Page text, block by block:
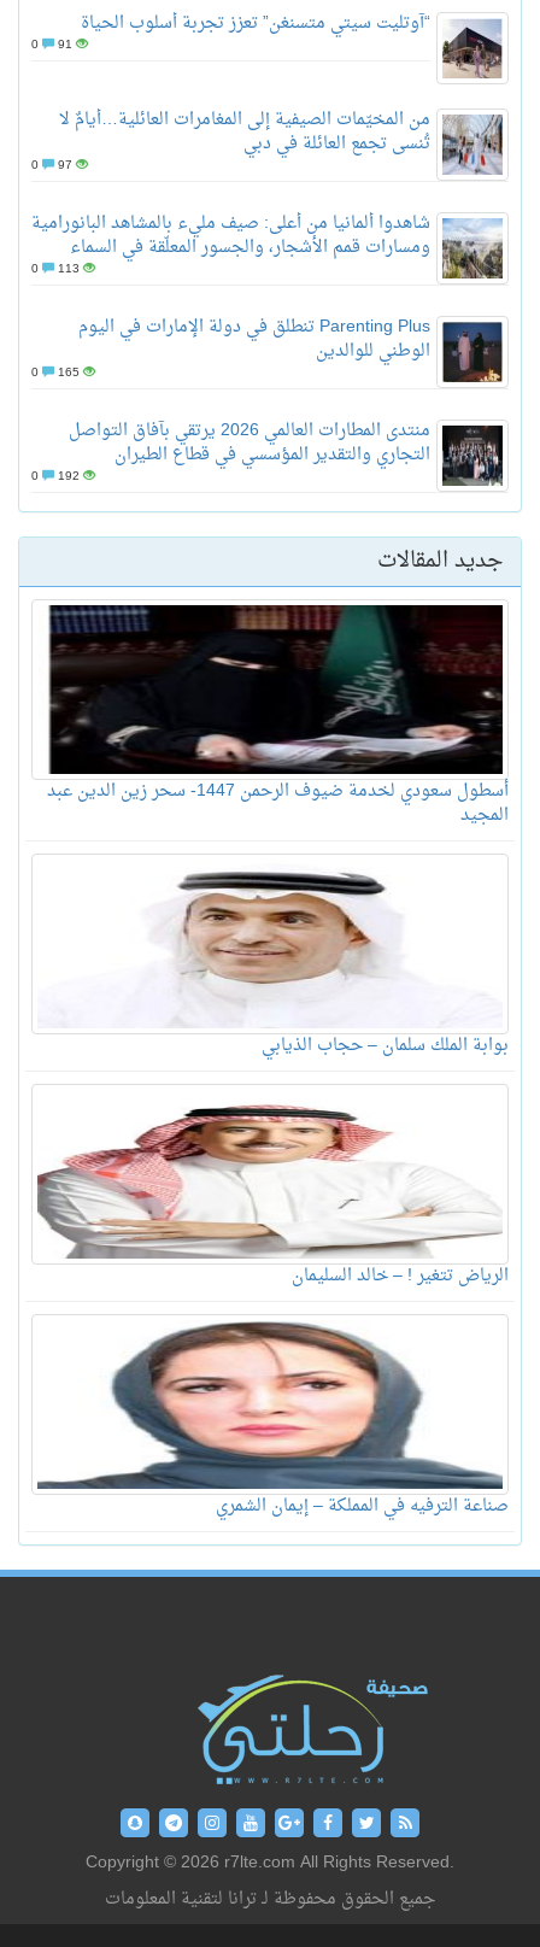
“آوتليت سيتي متسنغن” تعزز تجربة أسلوب الحياة
91
من المخيّمات الصيفية إلى المغامرات العائلية…أيامٌ لا
تُنسى تجمع العائلة في دبي
97
شاهدوا ألمانيا من أعلى: صيف مليء بالمشاهد البانورامية
ومسارات قمم الأشجار، والجسور المعلّقة في السماء
113
Parenting Plus تنطلق في دولة الإمارات في اليوم
الوطني للوالدين
165
منتدى المطارات العالمي 2026 يرتقي بآفاق التواصل
التجاري والتقدير المؤسسي في قطاع الطيران
192
جديد المقالات
أسطول سعودي لخدمة ضيوف الرحمن 1447- سحر زين الدين عبد
المجيد
بوابة الملك سلمان – حجاب الذيابي
الرياض تتغير ! – خالد السليمان
صناعة الترفيه في المملكة – إيمان الشمري
Copyright © 2026 r7lte.com All Rights Reserved.
جميع الحقوق محفوظة لـ ترانا لتقنية المعلومات